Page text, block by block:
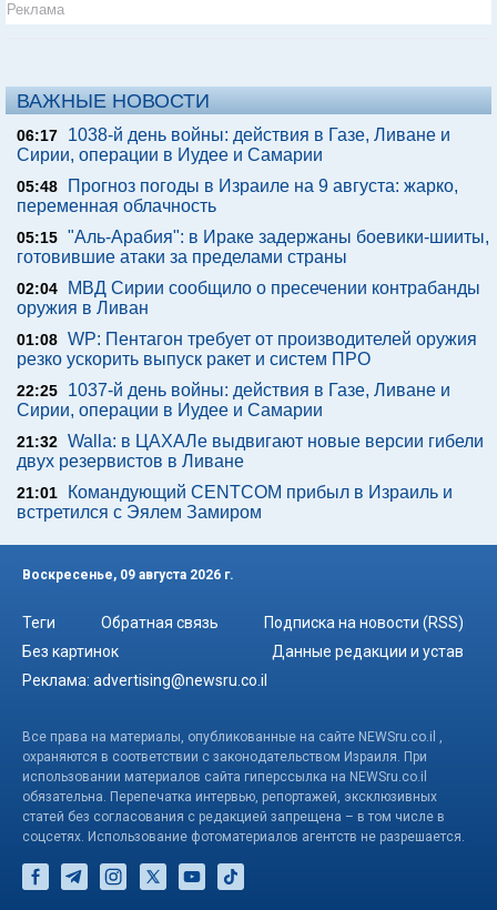
Реклама
ВАЖНЫЕ НОВОСТИ
06:17
1038-й день войны: действия в Газе, Ливане и
Сирии, операции в Иудее и Самарии
05:48
Прогноз погоды в Израиле на 9 августа: жарко,
переменная облачность
05:15 "Аль-Арабия": в Ираке задержаны боевики-шииты,
готовившие атаки за пределами страны
02:04
МВД Сирии сообщило о пресечении контрабанды
оружия в Ливан
01:08 WP: Пентагон требует от производителей оружия
резко ускорить выпуск ракет и систем ПРО
22:25
1037-й день войны: действия в Газе, Ливане и
Сирии, операции в Иудее и Самарии
21:32 Walla: в ЦАХАЛе выдвигают новые версии гибели
двух резервистов в Ливане
21:01
Командующий CENTCOM прибыл в Израиль и
встретился с Эялем Замиром
Воскресенье, 09 августа 2026 г.
Теги Обратная связь
Подписка на новости (RSS)
Без картинок
Данные редакции и устав
Реклама: advertising@newsru.co.il
Все права на материалы, опубликованные на сайте NEWSru.co.il ,
охраняются в соответствии с законодательством Израиля. При
использовании материалов сайта гиперссылка на NEWSru.co.il
обязательна. Перепечатка интервью, репортажей, эксклюзивных
статей без согласования с редакцией запрещена – в том числе в
соцсетях. Использование фотоматериалов агентств не разрешается.